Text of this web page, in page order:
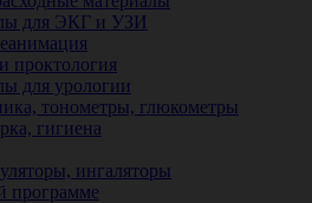
для ЭКГ и УЗИ
проктология
для урологии
тонометры, глюкометры
гигиена
ингаляторы
программе